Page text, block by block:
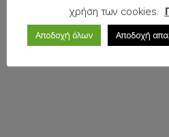
χρήση των cookies.
Αποδοχή όλων Αποδοχή